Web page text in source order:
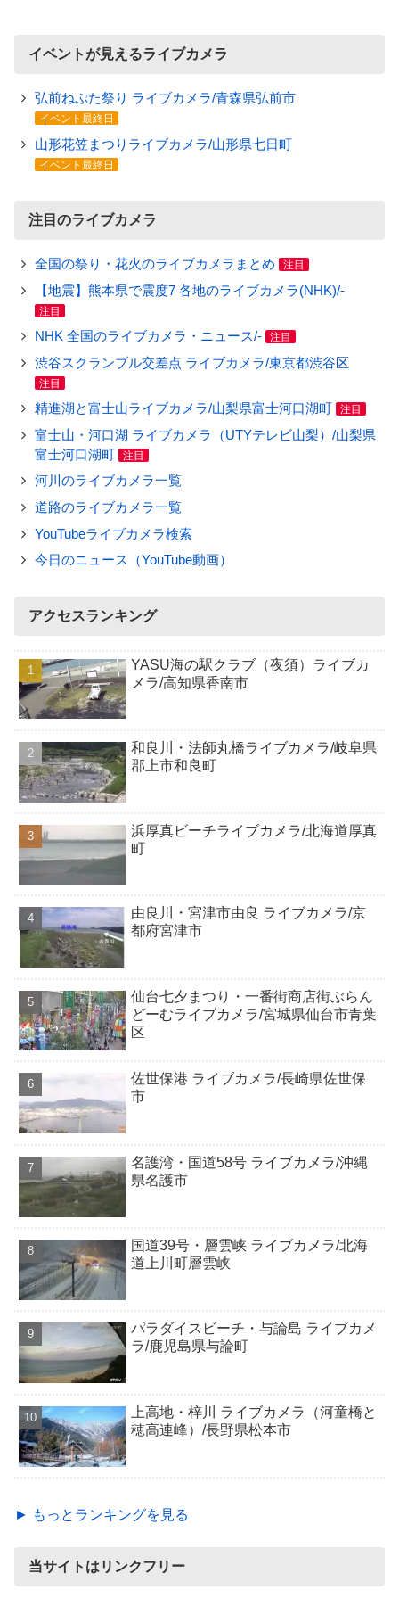
イベントが見えるライブカメラ
弘前ねぷた祭り ライブカメラ/青森県弘前市
イベント最終日
山形花笠まつりライブカメラ/山形県七日町
イベント最終日
注目のライブカメラ
全国の祭り・花火のライブカメラまとめ 注目
【地震】熊本県で震度7 各地のライブカメラ(NHK)/-
注目
NHK 全国のライブカメラ・ニュース/- 注目
渋谷スクランブル交差点 ライブカメラ/東京都渋谷区
注目
精進湖と富士山ライブカメラ/山梨県富士河口湖町 注目
富士山・河口湖 ライブカメラ（UTYテレビ山梨）/山梨県
富士河口湖町
注目
河川のライブカメラ一覧
道路のライブカメラ一覧
YouTubeライブカメラ検索
今日のニュース（YouTube動画）
アクセスランキング
YASU海の駅クラブ（夜須）ライブカ
メラ/高知県香南市
和良川・法師丸橋ライブカメラ/岐阜県
郡上市和良町
浜厚真ビーチライブカメラ/北海道厚真
町
由良川・宮津市由良 ライブカメラ/京
都府宮津市
仙台七夕まつり・一番街商店街ぶらん
どーむライブカメラ/宮城県仙台市青葉
区
佐世保港 ライブカメラ/長崎県佐世保
市
名護湾・国道58号 ライブカメラ/沖縄
県名護市
国道39号・層雲峡 ライブカメラ/北海
道上川町層雲峡
パラダイスビーチ・与論島 ライブカメ
ラ/鹿児島県与論町
上高地・梓川 ライブカメラ（河童橋と
穂高連峰）/長野県松本市
► もっとランキングを見る
当サイトはリンクフリー